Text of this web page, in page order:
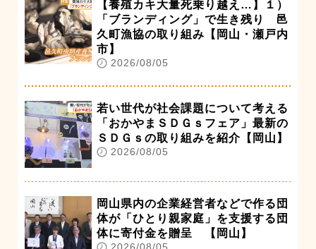
【養殖カキ大量死乗り越え…】１）
「ブランディング」で生き残り 邑
久町漁協の取り組み【岡山・瀬戸内
市】
2026/08/05
若い世代が社会課題について考える
「おかやまＳＤＧｓフェア」最新の
ＳＤＧｓの取り組みを紹介【岡山】
2026/08/05
岡山県内の企業経営者などで作る団
体が「ひとり親家庭」を支援する団
体に寄付金を贈呈 【岡山】
2026/08/05